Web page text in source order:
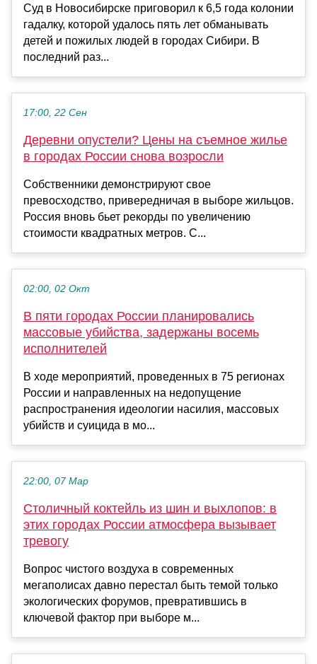
Суд в Новосибирске приговорил к 6,5 года колонии
гадалку, которой удалось пять лет обманывать
детей и пожилых людей в городах Сибири. В
последний раз...
17:00, 22 Сен
Деревни опустели? Цены на съемное жилье
в городах России снова возросли
Собственники демонстрируют свое
превосходство, привередничая в выборе жильцов.
Россия вновь бьет рекорды по увеличению
стоимости квадратных метров. С...
02:00, 02 Окт
В пяти городах России планировались
массовые убийства, задержаны восемь
исполнителей
В ходе мероприятий, проведенных в 75 регионах
России и направленных на недопущение
распространения идеологии насилия, массовых
убийств и суицида в мо...
22:00, 07 Мар
Столичный коктейль из шин и выхлопов: в
этих городах России атмосфера вызывает
тревогу
Вопрос чистого воздуха в современных
мегаполисах давно перестал быть темой только
экологических форумов, превратившись в
ключевой фактор при выборе м...